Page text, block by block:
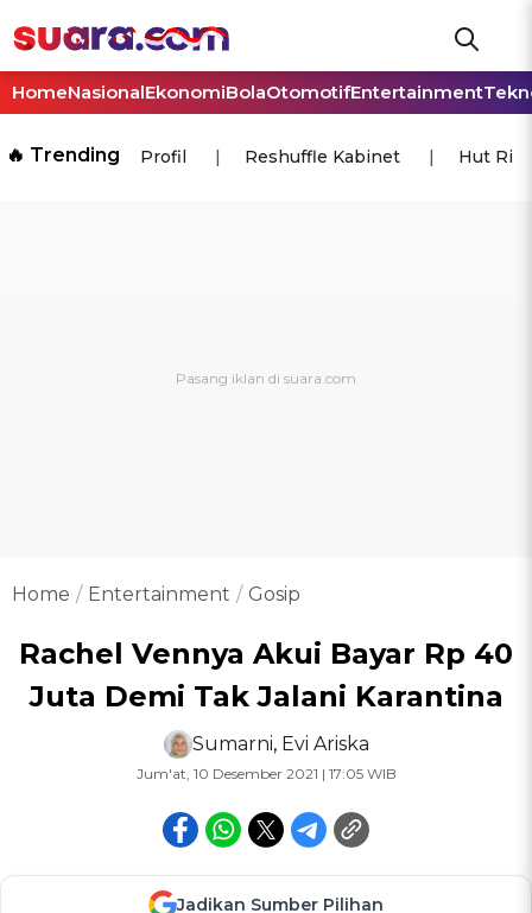
HomeNasionalEkonomiBolaOtomotifEntertainment
🔥 Trending Profil Reshuffle Kabinet Hut Ri
Home Entertainment Gosip
Rachel Vennya Akui Bayar Rp 40
Juta Demi Tak Jalani Karantina
Sumarni, Evi Ariska
Jum'at, 10 Desember 2021 | 17:05 WIB
Jadikan Sumber Pilihan